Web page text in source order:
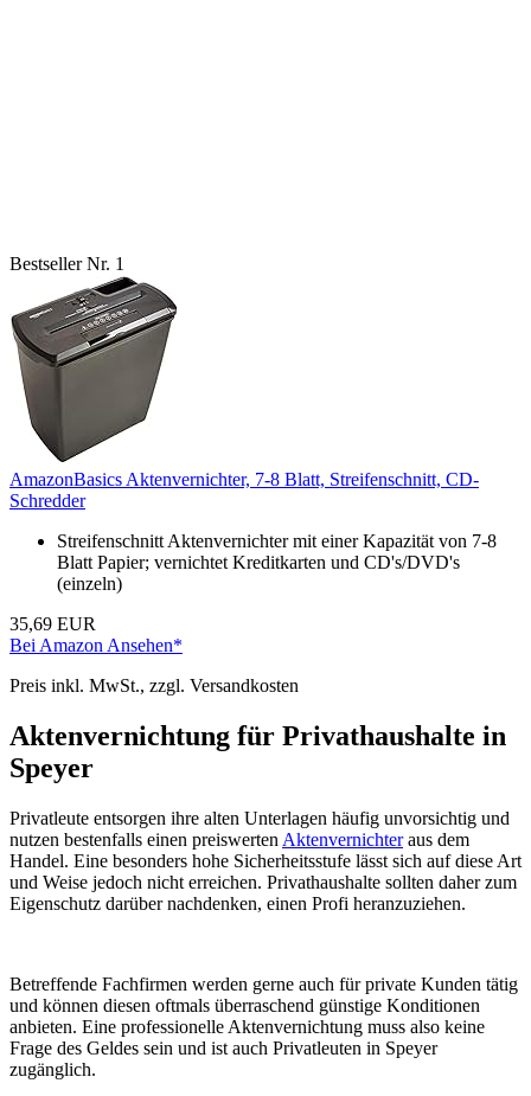
Bestseller Nr. 1
AmazonBasics Aktenvernichter, 7-8 Blatt, Streifenschnitt, CD-
Schredder
Streifenschnitt Aktenvernichter mit einer Kapazität von 7-8
Blatt Papier; vernichtet Kreditkarten und CD's/DVD's
(einzeln)
35,69 EUR
Bei Amazon Ansehen*
Preis inkl. MwSt., zzgl. Versandkosten
Aktenvernichtung für Privathaushalte in
Speyer
Privatleute entsorgen ihre alten Unterlagen häufig unvorsichtig und
nutzen bestenfalls einen preiswerten Aktenvernichteraus dem
Handel. Eine besonders hohe Sicherheitsstufe lässt sich auf diese Art
und Weise jedoch nicht erreichen. Privathaushalte sollten daher zum
Eigenschutz darüber nachdenken, einen Profi heranzuziehen.
Betreffende Fachfirmen werden gerne auch für private Kunden tätig
und können diesen oftmals überraschend günstige Konditionen
anbieten. Eine professionelle Aktenvernichtung muss also keine
Frage des Geldes sein und ist auch Privatleuten in Speyer
zugänglich.